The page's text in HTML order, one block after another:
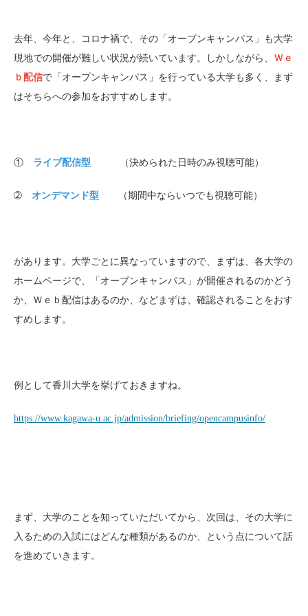
去年、今年と、コロナ禍で、その「オープンキャンパス」も大学
現地での開催が難しい状況が続いています。しかしながら、 Ｗｅ
ｂ配信で「オープンキャンパス」を行っている大学も多く、まず
はそちらへの参加をおすすめします。
① ライブ配信型 （決められた日時のみ視聴可能）
➁ オンデマンド型 （期間中ならいつでも視聴可能）
があります。大学ごとに異なっていますので、まずは、各大学の
ホームページで、「オープンキャンパス」が開催されるのかどう
か、Ｗｅｂ配信はあるのか、などまずは、確認されることをおす
すめします。
例として香川大学を挙げておきますね。
https://www.kagawa-u.ac.jp/admission/briefing/opencampusinfo/
まず、大学のことを知っていただいてから、次回は、その大学に
入るための入試にはどんな種類があるのか、という点について話
を進めていきます。